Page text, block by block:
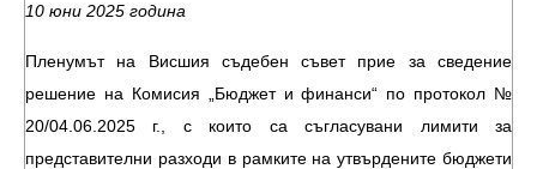
10 юни 2025 година
Пленумът на Висшия съдебен съвет прие за сведение
решение на Комисия „Бюджет и финанси“ по протокол №
20/04.06.2025 г., с които са съгласувани лимити за
представителни разходи в рамките на утвърдените бюджети